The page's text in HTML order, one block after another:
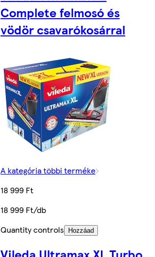
Complete felmosó és
vödör csavarókosárral
A kategória többi terméke
18 999 Ft
18 999 Ft/db
Quantity controls
Hozzáad